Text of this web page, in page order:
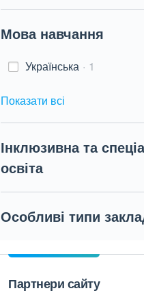
Мова навчання
Українська 1
Показати всі
Інклюзивна та
освіта
Особливі типи
Партнери сайту